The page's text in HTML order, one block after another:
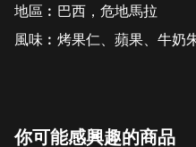
地區︰巴西，危地馬拉
風味︰烤果仁、蘋果、牛奶
你可能感興趣的商品